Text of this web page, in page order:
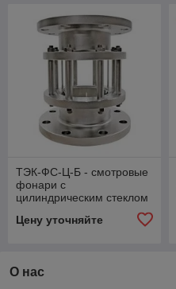
ТЭК-ФС-Ц-Б - смотровые
фонари с
цилиндрическим стеклом
и болтовым фланцевым
уплотнением
Цену уточняйте
О нас